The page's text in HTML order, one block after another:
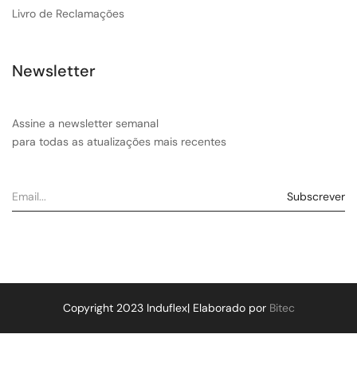
Livro de Reclamações
Newsletter
Assine a newsletter semanal
para todas as atualizações mais recentes
Copyright 2023 Induflex| Elaborado por Bitec